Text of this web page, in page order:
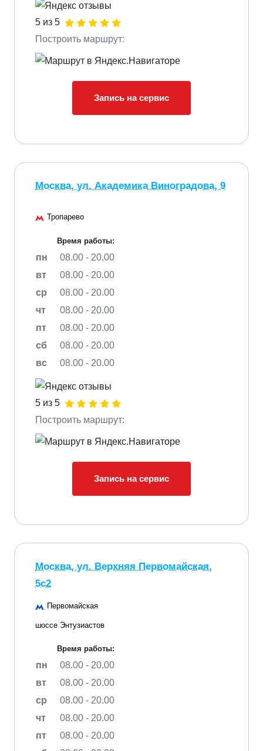
5 из 5
Построить маршрут:
Запись на сервис
Москва, ул. Академика Виноградова, 9
Тропарево
Время работы:
пн
08.00 - 20.00
вт
08.00 - 20.00
ср
08.00 - 20.00
чт
08.00 - 20.00
пт
08.00 - 20.00
сб
08.00 - 20.00
вс
08.00 - 20.00
5 из 5
Построить маршрут:
Запись на сервис
Москва, ул. Верхняя Первомайская,
5с2
Первомайская
шоссе Энтузиастов
Время работы:
пн
08.00 - 20.00
вт
08.00 - 20.00
ср
08.00 - 20.00
чт
08.00 - 20.00
пт
08.00 - 20.00